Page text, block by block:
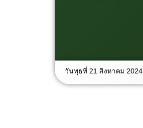
วันพุธที่ 21 สิงหาคม 2024